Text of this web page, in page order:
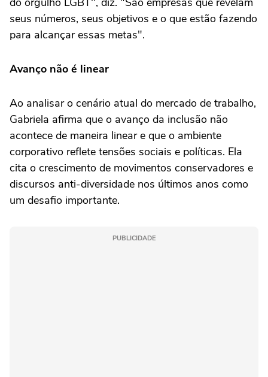
seus números, seus objetivos e o que estão fazendo
para alcançar essas metas".
Avanço não é linear
Ao analisar o cenário atual do mercado de trabalho,
Gabriela afirma que o avanço da inclusão não
acontece de maneira linear e que o ambiente
corporativo reflete tensões sociais e políticas. Ela
cita o crescimento de movimentos conservadores e
discursos anti-diversidade nos últimos anos como
um desafio importante.
PUBLICIDADE